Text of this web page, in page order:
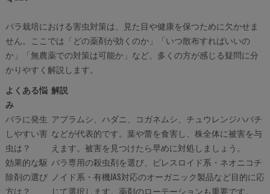
バラ栽培における害虫対策は、見た目や健康を保つために欠かせま
せん。ここでは「どの薬剤が効くのか」「いつ散布すればいいの
か」「無農薬での対策は可能か」など、多くの方が感じる疑問に分
かりやすく解説します。
よくある悩
み
解説
バラに発生
しやすい害
虫は？
アブラムシ、ハダニ、コガネムシ、チュウレンジハバチ
などが代表的です。葉や蕾を食害し、株全体に被害を与
えます。被害を見つけたら早めに対処しましょう。
効果的な駆
除剤の選び
方は？
バラ専用の殺虫剤を選び、ピレスロイド系・ネオニコチ
ノイド系・有機JAS対応のオーガニック製品など目的に応
じて選択します。薬剤のローテーションも重要です。